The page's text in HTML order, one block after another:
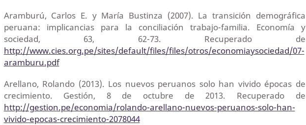
Aramburú, Carlos E. y María Bustinza (2007). La transición demográfica
peruana: implicancias para la conciliación trabajo-familia. Economía y
sociedad, 63, 62-73. Recuperado de
http://www.cies.org.pe/sites/default/files/files/otros/economiaysociedad/07-
aramburu.pdf
Arellano, Rolando (2013). Los nuevos peruanos solo han vivido épocas de
crecimiento. Gestión, 8 de octubre de 2013. Recuperado de
http://gestion.pe/economia/rolando-arellano-nuevos-peruanos-solo-han-
vivido-epocas-crecimiento-2078044